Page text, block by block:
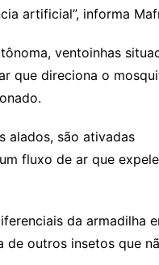
artificial”, informa
ventoinhas
que direciona o
alados, são ativadas
fluxo de ar que
da armadilha
de outros insetos que